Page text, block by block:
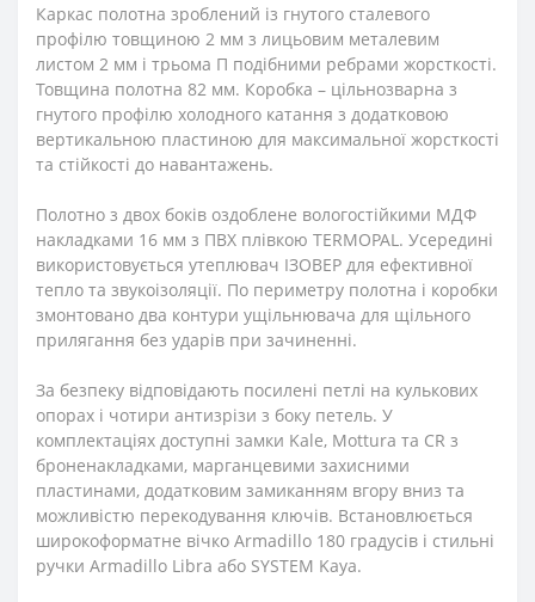
Каркас полотна зроблений із гнутого сталевого
профілю товщиною 2 мм з лицьовим металевим
листом 2 мм і трьома П подібними ребрами жорсткості.
Товщина полотна 82 мм. Коробка – цільнозварна з
гнутого профілю холодного катання з додатковою
вертикальною пластиною для максимальної жорсткості
та стійкості до навантажень.
Полотно з двох боків оздоблене вологостійкими МДФ
накладками 16 мм з ПВХ плівкою TERMOPAL. Усередині
використовується утеплювач ІЗОВЕР для ефективної
тепло та звукоізоляції. По периметру полотна і коробки
змонтовано два контури ущільнювача для щільного
прилягання без ударів при зачиненні.
За безпеку відповідають посилені петлі на кулькових
опорах і чотири антизрізи з боку петель. У
комплектаціях доступні замки Kale, Mottura та CR з
броненакладками, марганцевими захисними
пластинами, додатковим замиканням вгору вниз та
можливістю перекодування ключів. Встановлюється
широкоформатне вічко Armadillo 180 градусів і стильні
ручки Armadillo Libra або SYSTEM Kaya.